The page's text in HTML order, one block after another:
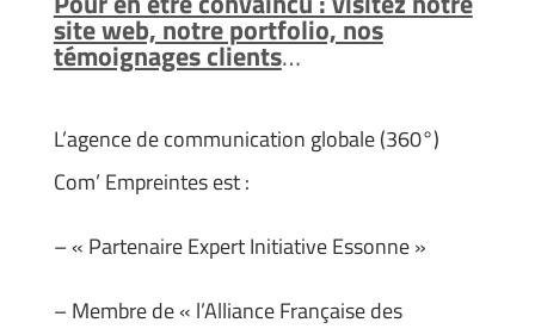
site web, notre portfolio, nos
témoignages clients…
L’agence de communication globale (360°)
Com’ Empreintes est :
– « Partenaire Expert Initiative Essonne »
– Membre de « l’Alliance Française des